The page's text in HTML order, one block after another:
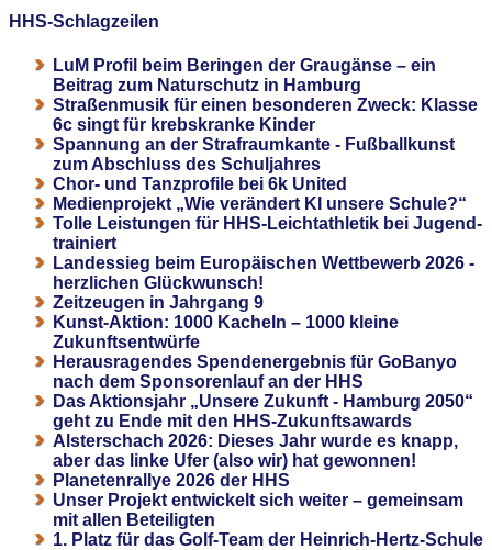
HHS-Schlagzeilen
LuM Profil beim Beringen der Graugänse – ein
Beitrag zum Naturschutz in Hamburg
Straßenmusik für einen besonderen Zweck: Klasse
6c singt für krebskranke Kinder
Spannung an der Strafraumkante - Fußballkunst
zum Abschluss des Schuljahres
Chor- und Tanzprofile bei 6k United
Medienprojekt „Wie verändert KI unsere Schule?“
Tolle Leistungen für HHS-Leichtathletik bei Jugend-
trainiert
Landessieg beim Europäischen Wettbewerb 2026 -
herzlichen Glückwunsch!
Zeitzeugen in Jahrgang 9
Kunst-Aktion: 1000 Kacheln – 1000 kleine
Zukunftsentwürfe
Herausragendes Spendenergebnis für GoBanyo
nach dem Sponsorenlauf an der HHS
Das Aktionsjahr „Unsere Zukunft - Hamburg 2050“
geht zu Ende mit den HHS-Zukunftsawards
Alsterschach 2026: Dieses Jahr wurde es knapp,
aber das linke Ufer (also wir) hat gewonnen!
Planetenrallye 2026 der HHS
Unser Projekt entwickelt sich weiter – gemeinsam
mit allen Beteiligten
1. Platz für das Golf-Team der Heinrich-Hertz-Schule